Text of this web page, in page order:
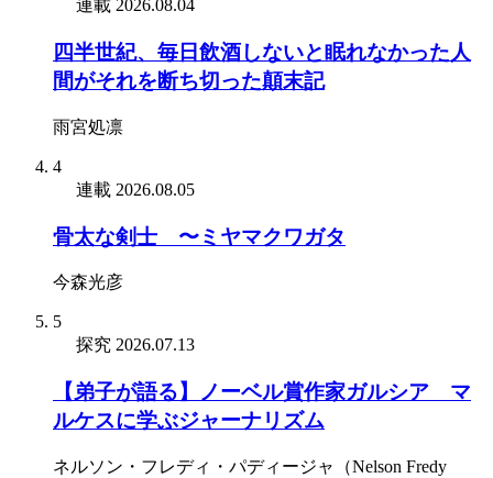
連載 2026.08.04
四半世紀、毎日飲酒しないと眠れなかった人
間がそれを断ち切った顛末記
雨宮処凛
4
連載 2026.08.05
骨太な剣士 〜ミヤマクワガタ
今森光彦
5
探究 2026.07.13
【弟子が語る】ノーベル賞作家ガルシア゠マ
ルケスに学ぶジャーナリズム
ネルソン・フレディ・パディージャ（Nelson Fredy